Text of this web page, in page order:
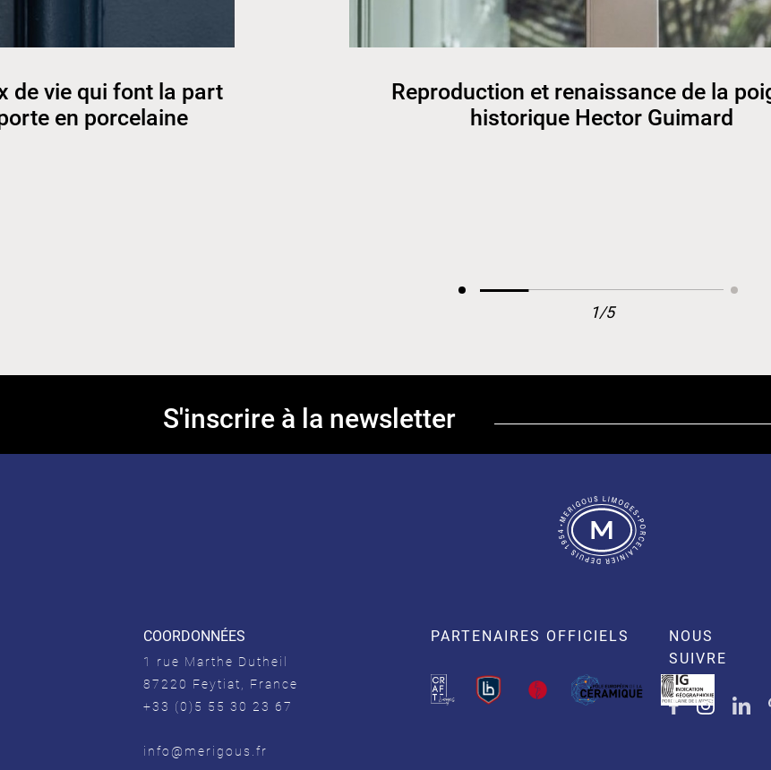
de vie qui font la part
en porcelaine
Reproduction et renaissance de la
historique Hector Guimard
1/5
S'inscrire à la newsletter
COORDONNÉES
1 rue Marthe Dutheil
87220 Feytiat, France
+33 (0)5 55 30 23 67
info@merigous.fr
PARTENAIRES OFFICIELS
NOUS
SUIVRE